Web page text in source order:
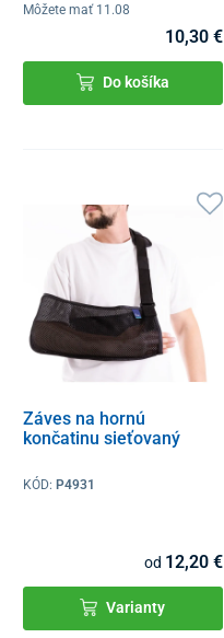
Môžete mať 11.08
10,30 €
Do košíka
Záves na hornú
končatinu sieťovaný
KÓD: P4931
od 12,20 €
Varianty